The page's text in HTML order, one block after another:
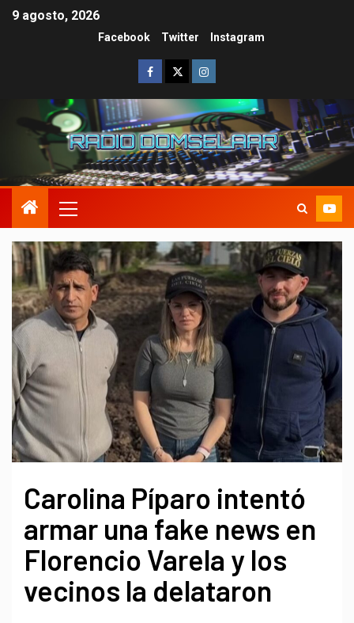
9 agosto, 2026
Facebook Twitter Instagram
Carolina Píparo intentó
armar una fake news en
Florencio Varela y los
vecinos la delataron